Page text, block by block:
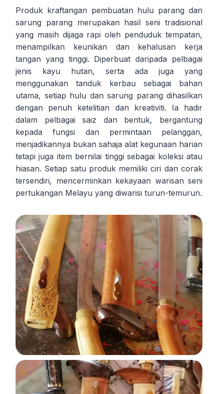
Produk kraftangan pembuatan hulu parang dan
sarung parang merupakan hasil seni tradisional
yang masih dijaga rapi oleh penduduk tempatan,
menampilkan keunikan dan kehalusan kerja
tangan yang tinggi. Diperbuat daripada pelbagai
jenis kayu hutan, serta ada juga yang
menggunakan tanduk kerbau sebagai bahan
utama, setiap hulu dan sarung parang dihasilkan
dengan penuh ketelitian dan kreativiti. Ia hadir
dalam pelbagai saiz dan bentuk, bergantung
kepada fungsi dan permintaan pelanggan,
menjadikannya bukan sahaja alat kegunaan harian
tetapi juga item bernilai tinggi sebagai koleksi atau
hiasan. Setiap satu produk memiliki ciri dan corak
tersendiri, mencerminkan kekayaan warisan seni
pertukangan Melayu yang diwarisi turun-temurun.